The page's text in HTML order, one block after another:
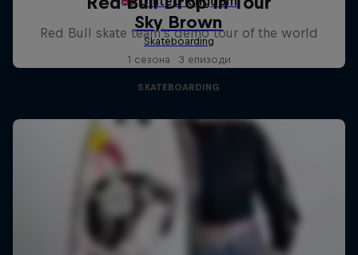
Red Bull skate team's demo tour of the world
1 сезона · 3 епизоди
SKATEBOARDING